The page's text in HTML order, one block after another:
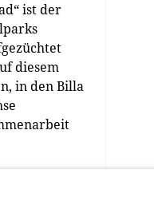
ist der
diesem
in den Billa